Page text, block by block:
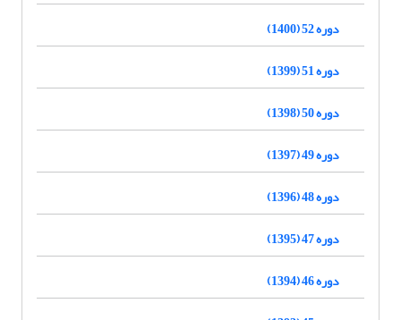
دوره 52 (1400)
دوره 51 (1399)
دوره 50 (1398)
دوره 49 (1397)
دوره 48 (1396)
دوره 47 (1395)
دوره 46 (1394)